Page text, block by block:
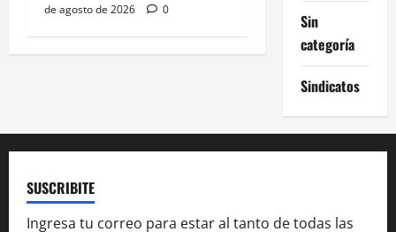
de agosto de 2026
0
Sin
categoría
Sindicatos
SUSCRIBITE
Ingresa tu correo para estar al tanto de todas las